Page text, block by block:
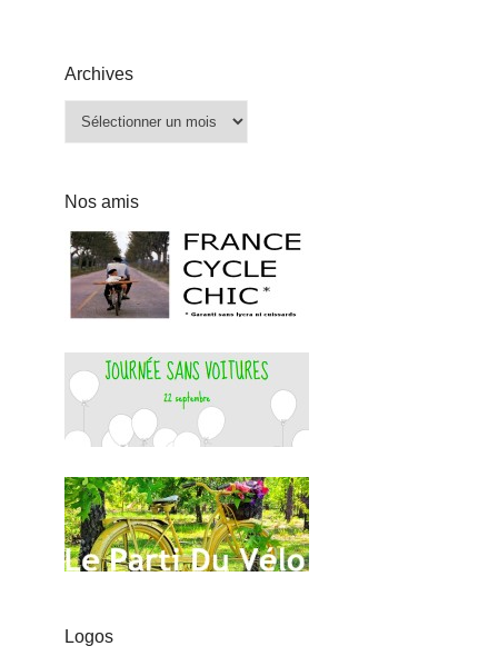
Archives
Archives
Nos amis
Logos